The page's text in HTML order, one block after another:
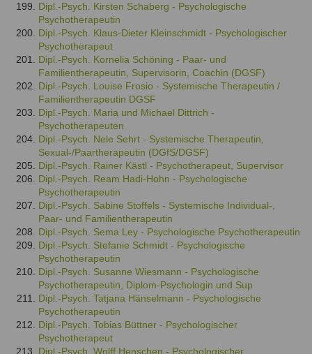
Dipl.-Psych. Kirsten Schaberg - Psychologische
Psychotherapeutin
Dipl.-Psych. Klaus-Dieter Kleinschmidt - Psychologischer
Psychotherapeut
Dipl.-Psych. Kornelia Schöning - Paar- und
Familientherapeutin, Supervisorin, Coachin (DGSF)
Dipl.-Psych. Louise Frosio - Systemische Therapeutin /
Familientherapeutin DGSF
Dipl.-Psych. Maria und Michael Dittrich -
Psychotherapeuten
Dipl.-Psych. Nele Sehrt - Systemische Therapeutin,
Sexual-/Paartherapeutin (DGfS/DGSF)
Dipl.-Psych. Rainer Kästl - Psychotherapeut, Supervisor
Dipl.-Psych. Ream Hadi-Hohn - Psychologische
Psychotherapeutin
Dipl.-Psych. Sabine Stoffels - Systemische Individual-,
Paar- und Familientherapeutin
Dipl.-Psych. Sema Ley - Psychologische Psychotherapeutin
Dipl.-Psych. Stefanie Schmidt - Psychologische
Psychotherapeutin
Dipl.-Psych. Susanne Wiesmann - Psychologische
Psychotherapeutin, Diplom-Psychologin und Sup
Dipl.-Psych. Tatjana Hänselmann - Psychologische
Psychotherapeutin
Dipl.-Psych. Tobias Büttner - Psychologischer
Psychotherapeut
Dipl.-Psych. Wolff Henschen - Psychologischer